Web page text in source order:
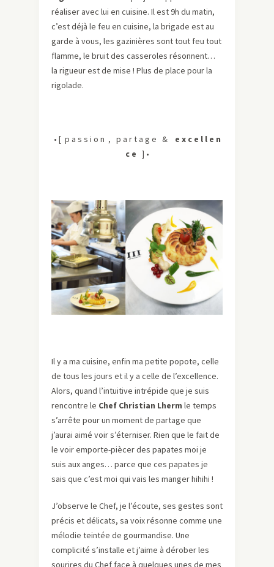
réaliser avec lui en cuisine. Il est 9h du matin,
c’est déjà le feu en cuisine, la brigade est au
garde à vous, les gazinières sont tout feu tout
flamme, le bruit des casseroles résonnent…
la rigueur est de mise ! Plus de place pour la
rigolade.
• [ p a s s i o n , p a r t a g e &e x c e l l e n
c e ] •
Il y a ma cuisine, enfin ma petite popote, celle
de tous les jours et il y a celle de l’excellence.
Alors, quand l’intuitive intrépide que je suis
rencontre le Chef Christian Lherm le temps
s’arrête pour un moment de partage que
j’aurai aimé voir s’éterniser. Rien que le fait de
le voir emporte-piècer des papates moi je
suis aux anges… parce que ces papates je
sais que c’est moi qui vais les manger hihihi !
J’observe le Chef, je l’écoute, ses gestes sont
précis et délicats, sa voix résonne comme une
mélodie teintée de gourmandise. Une
complicité s’installe et j’aime à dérober les
sourires du Chef face à quelques unes de mes